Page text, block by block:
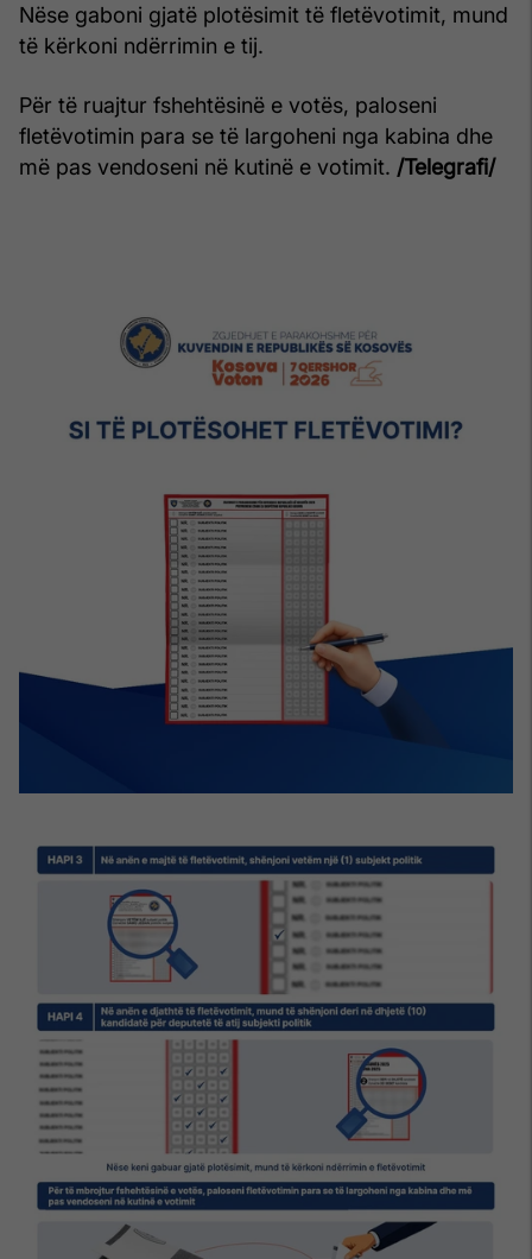
Nëse gaboni gjatë plotësimit të fletëvotimit, mund
të kërkoni ndërrimin e tij.
Për të ruajtur fshehtësinë e votës, paloseni
fletëvotimin para se të largoheni nga kabina dhe
më pas vendoseni në kutinë e votimit. /Telegrafi/